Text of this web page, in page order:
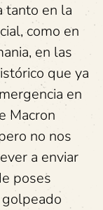
tanto en la
como en
en las
que ya
en
Macron
no nos
a enviar
poses